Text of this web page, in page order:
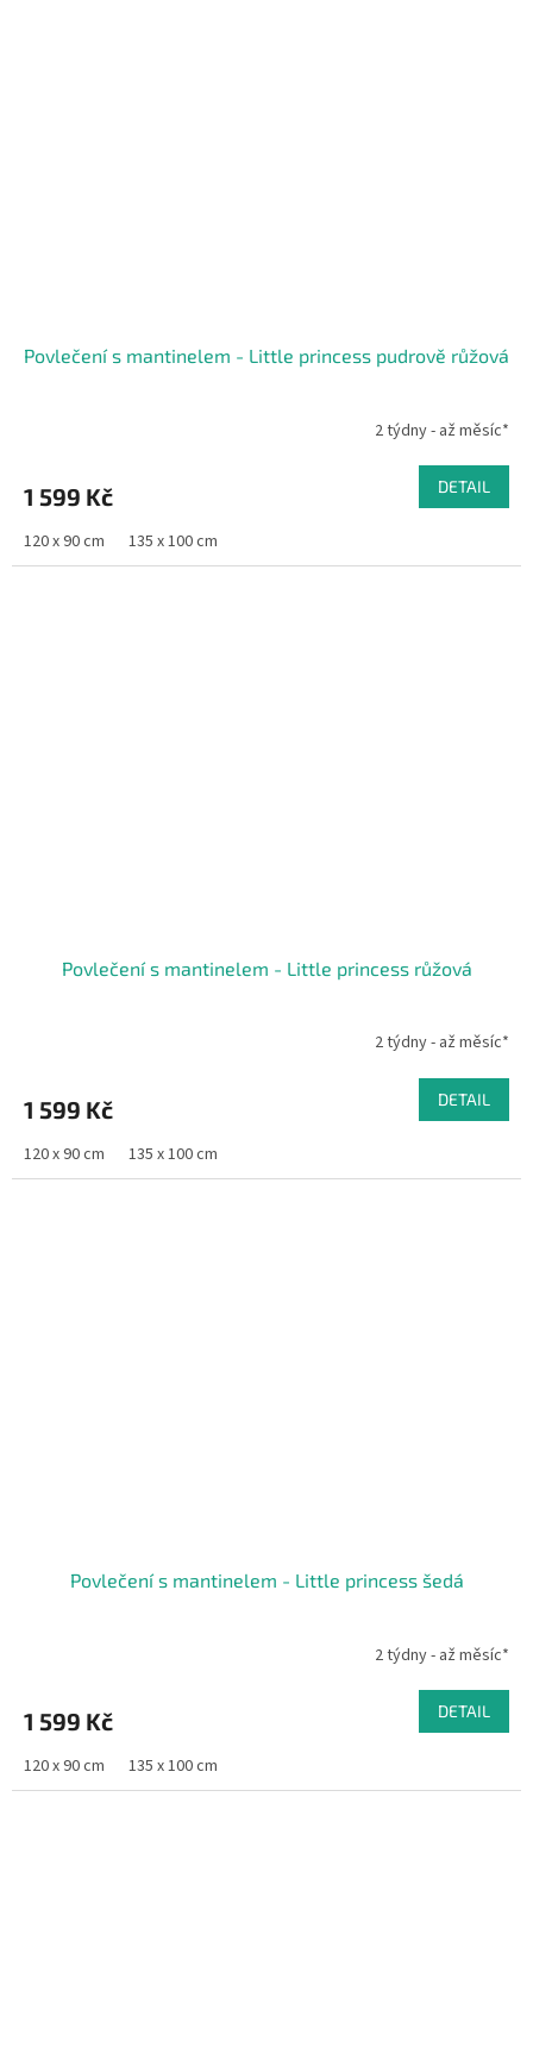
Povlečení s mantinelem - Little princess pudrově růžová
2 týdny - až měsíc*
1 599 Kč DETAIL
120 x 90 cm 135 x 100 cm
Povlečení s mantinelem - Little princess růžová
2 týdny - až měsíc*
1 599 Kč DETAIL
120 x 90 cm 135 x 100 cm
Povlečení s mantinelem - Little princess šedá
2 týdny - až měsíc*
1 599 Kč DETAIL
120 x 90 cm 135 x 100 cm